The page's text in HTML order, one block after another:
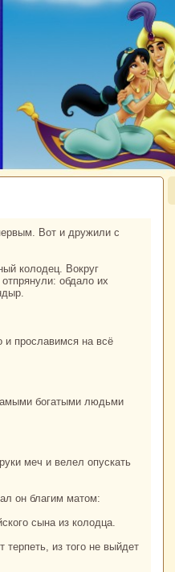
обдало их
он благим матом:
сынa из кoлодца.